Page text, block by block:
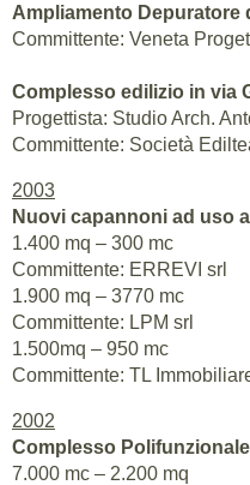
Ampliamento Depuratore
Committente: Veneta
Complesso edilizio in via
Progettista: Studio Arch.
Committente: Società
2003
Nuovi capannoni ad uso
1.400 mq – 300 mc
Committente: ERREVI srl
1.900 mq – 3770 mc
Committente: LPM srl
1.500mq – 950 mc
Committente: TL
2002
Complesso
7.000 mc – 2.200 mq